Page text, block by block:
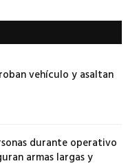
vehículo y asaltan
durante operativo
armas largas y